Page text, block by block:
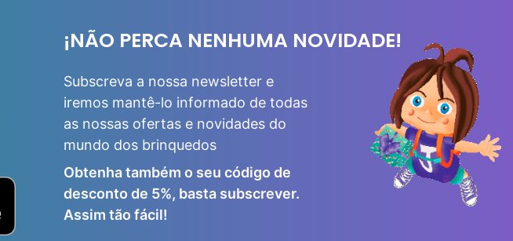
¡NÃO PERCA NENHUMA NOVIDADE!
Subscreva a nossa newsletter e
iremos mantê-lo informado de todas
as nossas ofertas e novidades do
mundo dos brinquedos
Obtenha também o seu código de
desconto de 5%, basta subscrever.
Assim tão fácil!